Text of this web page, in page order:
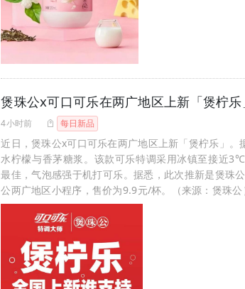
煲珠公x可口可乐在两广地区上新「煲柠乐
4小时前 每日新品
近日，煲珠公x可口可乐在两广地区上新「煲柠乐」
水柠檬与香茅糖浆。该款可乐特调采用冰镇至接近
最佳，气泡感强于机打可乐。据悉，此次推新是煲珠
公两广地区小程序，售价为9.9元/杯。（来源：煲珠公